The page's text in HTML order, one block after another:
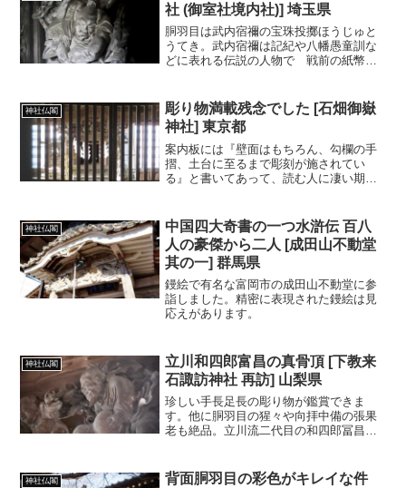
社 (御室社境内社)] 埼玉県
胴羽目は武内宿禰の宝珠投擲ほうじゅと
うてき。武内宿禰は記紀や八幡愚童訓な
どに表れる伝説の人物で 戦前の紙幣の
操り 神功皇后の三韓征討を成功させま
す。
神社仏閣
彫り物満載残念でした [石畑御嶽
神社] 東京都
案内板には『壁面はもちろん、勾欄の手
摺、土台に至るまで彫刻が施されてい
る』と書いてあって、読む人に凄い期待
神社仏閣
中国四大奇書の一つ水滸伝 百八
人の豪傑から二人 [成田山不動堂
其の一] 群馬県
鏝絵で有名な富岡市の成田山不動堂に参
詣しました。精密に表現された鏝絵は見
応えがあります。
神社仏閣
立川和四郎富昌の真骨頂 [下教来
石諏訪神社 再訪] 山梨県
珍しい手長足長の彫り物が鑑賞できま
す。他に胴羽目の猩々や向拝中備の張果
老も絶品。立川流二代目の和四郎冨昌の
神社仏閣
背面胴羽目の彩色がキレイな件